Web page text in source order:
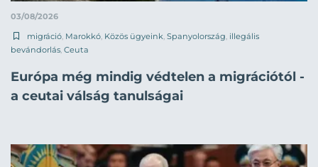
03/08/2026
migráció, Marokkó, Közös ügyeink, Spanyolország, illegális
bevándorlás, Ceuta
Európa még mindig védtelen a migrációtól -
a ceutai válság tanulságai